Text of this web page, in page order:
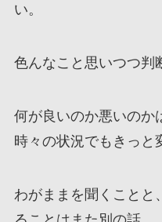
い。
色んなこと思いつつ判
何が良いのか悪いのか
時々の状況でもきっと
わがままを聞くことと